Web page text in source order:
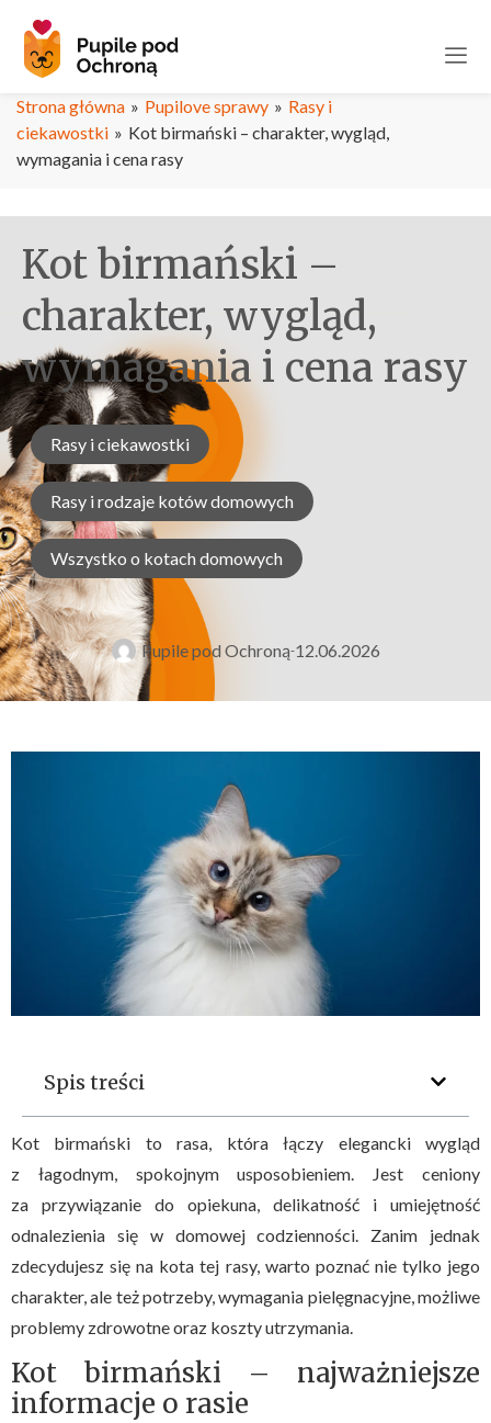
Strona główna » Pupilove sprawy » Rasy i
ciekawostki » Kot birmański – charakter, wygląd,
wymagania i cena rasy
Kot birmański –
charakter, wygląd,
wymagania i cena rasy
Rasy i ciekawostki
Rasy i rodzaje kotów domowych
Wszystko o kotach domowych
Pupile pod Ochroną 12.06.2026
Spis treści
Kot birmański to rasa, która łączy elegancki wygląd
z łagodnym, spokojnym usposobieniem. Jest ceniony
za przywiązanie do opiekuna, delikatność i umiejętność
odnalezienia się w domowej codzienności. Zanim jednak
zdecydujesz się na kota tej rasy, warto poznać nie tylko jego
charakter, ale też potrzeby, wymagania pielęgnacyjne, możliwe
problemy zdrowotne oraz koszty utrzymania.
Kot birmański – najważniejsze
informacje o rasie